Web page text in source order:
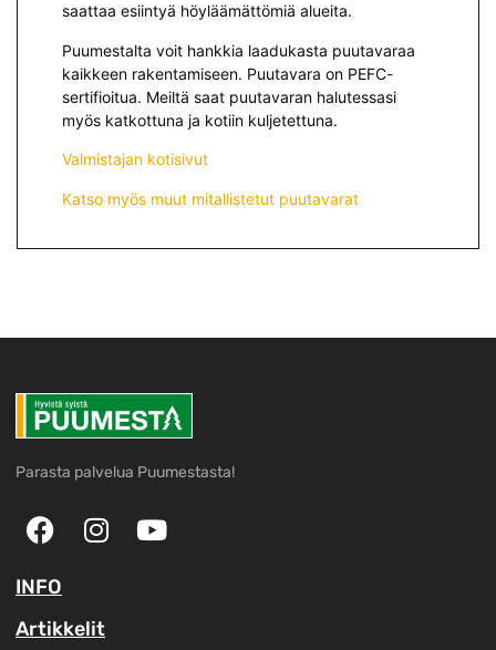
saattaa esiintyä höyläämättömiä alueita.
Puumestalta voit hankkia laadukasta puutavaraa
kaikkeen rakentamiseen. Puutavara on PEFC-
sertifioitua. Meiltä saat puutavaran halutessasi
myös katkottuna ja kotiin kuljetettuna.
Valmistajan kotisivut
Katso myös muut mitallistetut puutavarat
Parasta palvelua Puumestasta!
INFO
Artikkelit